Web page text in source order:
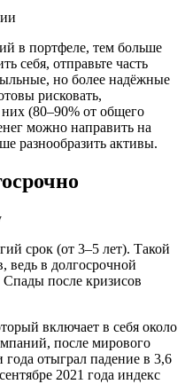
в портфеле, тем больше
себя, отправьте часть
но более надёжные
рисковать,
(80–90% от общего
можно направить на
разнообразить активы.
срок (от 3–5 лет). Такой
в долгосрочной
Спады после кризисов
включает в себя около
после мирового
года отыграл падение в 3,6
2021 года индекс